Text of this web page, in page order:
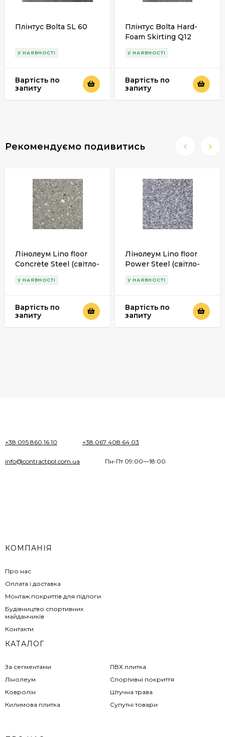
Плінтус Bolta SL 60
У НАЯВНОСТІ
Вартість по
запиту
Плінтус Bolta Hard-
Foam Skirting Q12
У НАЯВНОСТІ
Вартість по
запиту
Рекомендуємо подивитись
Лінолеум Lino floor
Concrete Steel (світло-
У НАЯВНОСТІ
Вартість по
запиту
Лінолеум Lino floor
Power Steel (світло-
У НАЯВНОСТІ
Вартість по
запиту
+38 095 860 16 10 +38 067 408 64 03
info@contractpol.com.ua Пн-Пт 09:00—18:00
КОМПАНІЯ
Про нас
Оплата і доставка
Монтаж покриттів для підлоги
Будівництво спортивних
майданчиків
Контакти
КАТАЛОГ
За сегментами
Лінолеум
Ковролін
Килимова плитка
ПВХ плитка
Спортивні покриття
Штучна трава
Супутні товари